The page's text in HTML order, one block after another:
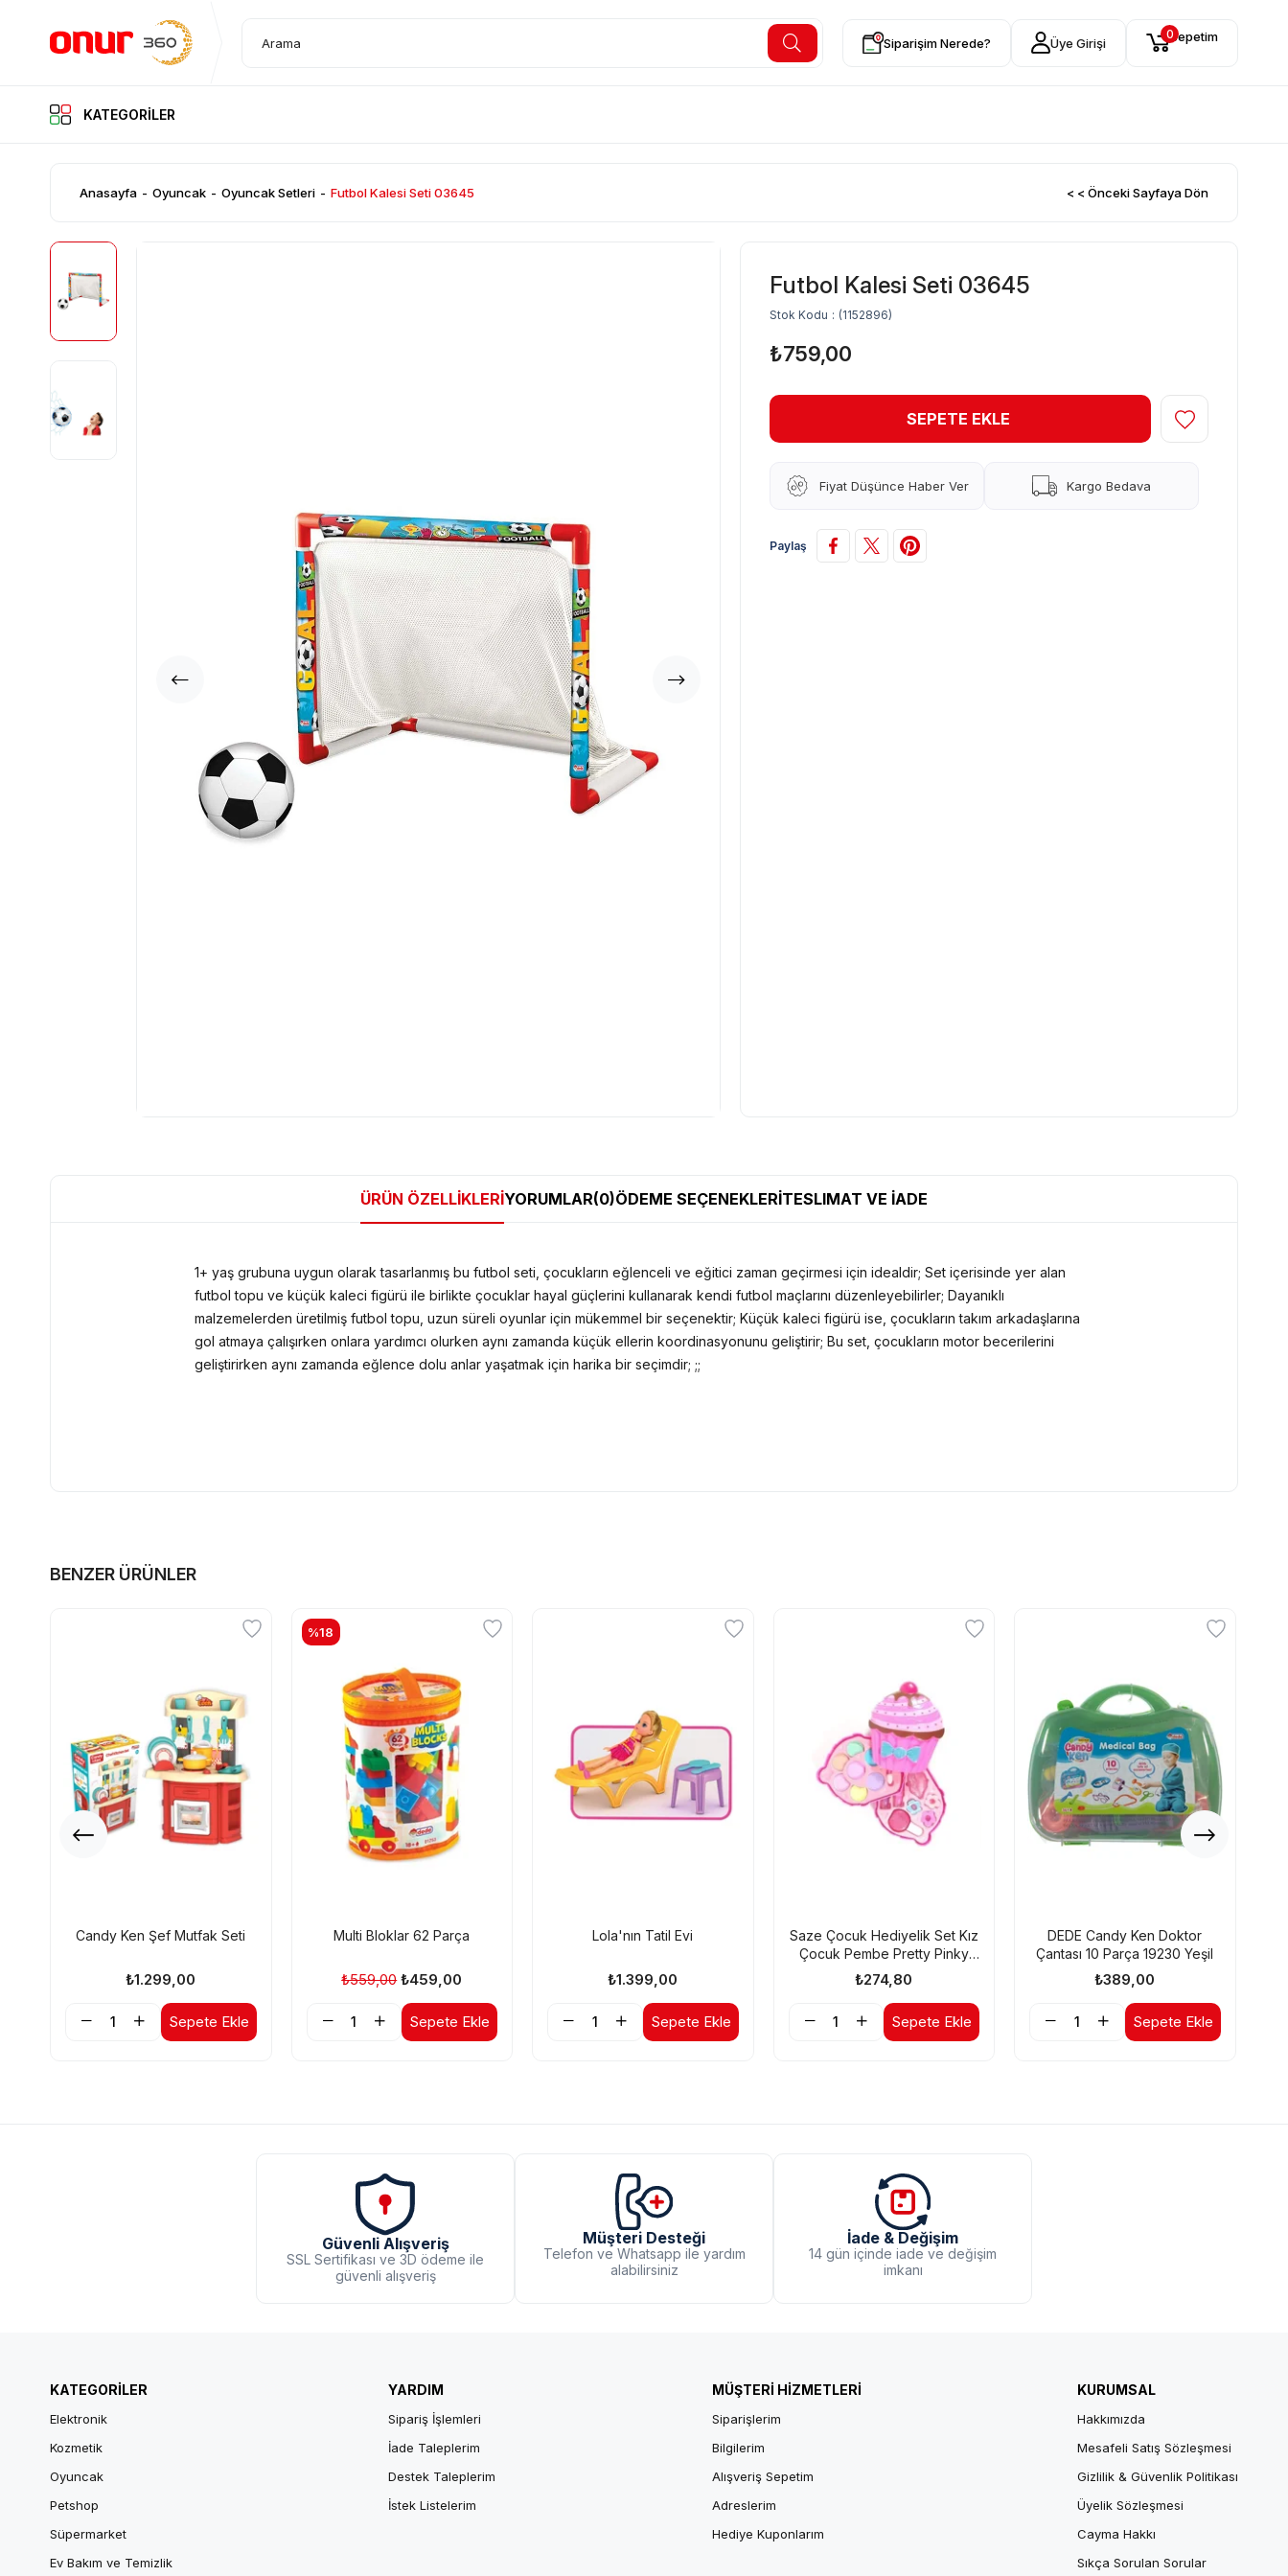
KATEGORİLER Siparişim Nerede? Üye Girişi Sepetim
0
KATEGORİLER
Anasayfa Oyuncak Oyuncak Setleri Futbol Kalesi Seti 03645 < < Önceki Sayfaya Dön
Futbol Kalesi Seti 03645
Stok Kodu (1152896)
₺759,00
Fiyat Düşünce Haber Ver Kargo Bedava
Paylaş
ÜRÜN ÖZELLIKLERIYORUMLAR(0)ÖDEME SEÇENEKLERITESLIMAT VE İADE
1+ yaş grubuna uygun olarak tasarlanmış bu futbol seti, çocukların eğlenceli ve eğitici zaman geçirmesi için idealdir; Set içerisinde yer alan
futbol topu ve küçük kaleci figürü ile birlikte çocuklar hayal güçlerini kullanarak kendi futbol maçlarını düzenleyebilirler; Dayanıklı
malzemelerden üretilmiş futbol topu, uzun süreli oyunlar için mükemmel bir seçenektir; Küçük kaleci figürü ise, çocukların takım arkadaşlarına
gol atmaya çalışırken onlara yardımcı olurken aynı zamanda küçük ellerin koordinasyonunu geliştirir; Bu set, çocukların motor becerilerini
geliştirirken aynı zamanda eğlence dolu anlar yaşatmak için harika bir seçimdir; ;;
BENZER ÜRÜNLER
Candy Ken Şef Mutfak Seti
₺1.299,00
Sepete Ekle
Multi Bloklar 62 Parça
₺459,00
₺559,00
%18
Sepete Ekle
Lola'nın Tatil Evi
₺1.399,00
Sepete Ekle
Saze Çocuk Hediyelik Set Kız
Çocuk Pembe Pretty Pinky
Cupcake Makyaj Güzellik Seti
₺274,80
Sepete Ekle
DEDE Candy Ken Doktor
Çantası 10 Parça 19230 Yeşil
₺389,00
Sepete Ekle
Güvenli Alışveriş
SSL Sertifikası ve 3D ödeme ile
güvenli alışveriş
Müşteri Desteği
Telefon ve Whatsapp ile yardım
alabilirsiniz
İade & Değişim
14 gün içinde iade ve değişim
imkanı
KATEGORİLER
Elektronik
Kozmetik
Oyuncak
Petshop
Süpermarket
Ev Bakım ve Temizlik
YARDIM
Sipariş İşlemleri
İade Taleplerim
Destek Taleplerim
İstek Listelerim
MÜŞTERİ HİZMETLERİ
Siparişlerim
Bilgilerim
Alışveriş Sepetim
Adreslerim
Hediye Kuponlarım
KURUMSAL
Hakkımızda
Mesafeli Satış Sözleşmesi
Gizlilik & Güvenlik Politikası
Üyelik Sözleşmesi
Cayma Hakkı
Sıkça Sorulan Sorular